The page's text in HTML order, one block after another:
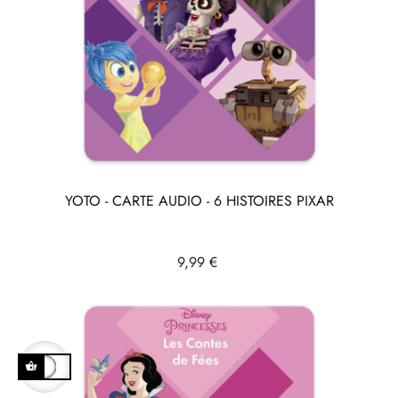
YOTO - CARTE AUDIO - 6 HISTOIRES PIXAR
Prix
9,99 €